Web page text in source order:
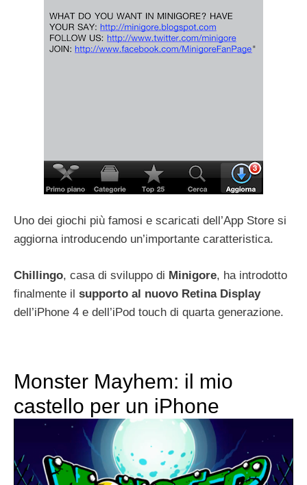
Uno dei giochi più famosi e scaricati dell’App Store si
aggiorna introducendo un’importante caratteristica.
Chillingo, casa di sviluppo di Minigore, ha introdotto
finalmente il supporto al nuovo Retina Display
dell’iPhone 4 e dell’iPod touch di quarta generazione.
Monster Mayhem: il mio
castello per un iPhone